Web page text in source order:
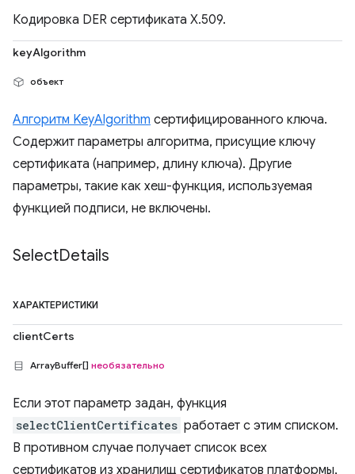
Кодировка DER сертификата X.509.
keyAlgorithm
объект
Алгоритм KeyAlgorithm сертифицированного ключа.
Содержит параметры алгоритма, присущие ключу
сертификата (например, длину ключа). Другие
параметры, такие как хеш-функция, используемая
функцией подписи, не включены.
SelectDetails
ХАРАКТЕРИСТИКИ
clientCerts
ArrayBuffer[] необязательно
Если этот параметр задан, функция
selectClientCertificates работает с этим списком.
В противном случае получает список всех
сертификатов из хранилищ сертификатов платформы,